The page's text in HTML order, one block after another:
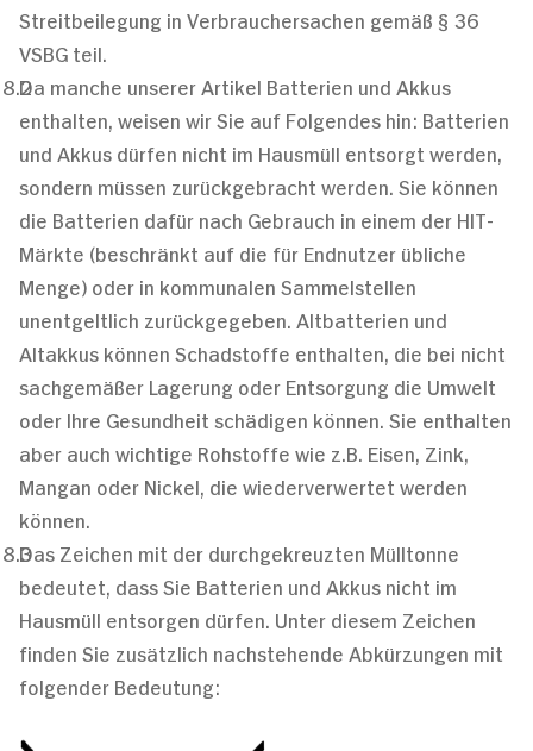
Streitbeilegung in Verbrauchersachen gemäß § 36
VSBG teil.
Da manche unserer Artikel Batterien und Akkus
enthalten, weisen wir Sie auf Folgendes hin: Batterien
und Akkus dürfen nicht im Hausmüll entsorgt werden,
sondern müssen zurückgebracht werden. Sie können
die Batterien dafür nach Gebrauch in einem der HIT-
Märkte (beschränkt auf die für Endnutzer übliche
Menge) oder in kommunalen Sammelstellen
unentgeltlich zurückgegeben. Altbatterien und
Altakkus können Schadstoffe enthalten, die bei nicht
sachgemäßer Lagerung oder Entsorgung die Umwelt
oder Ihre Gesundheit schädigen können. Sie enthalten
aber auch wichtige Rohstoffe wie z.B. Eisen, Zink,
Mangan oder Nickel, die wiederverwertet werden
können.
Das Zeichen mit der durchgekreuzten Mülltonne
bedeutet, dass Sie Batterien und Akkus nicht im
Hausmüll entsorgen dürfen. Unter diesem Zeichen
finden Sie zusätzlich nachstehende Abkürzungen mit
folgender Bedeutung: